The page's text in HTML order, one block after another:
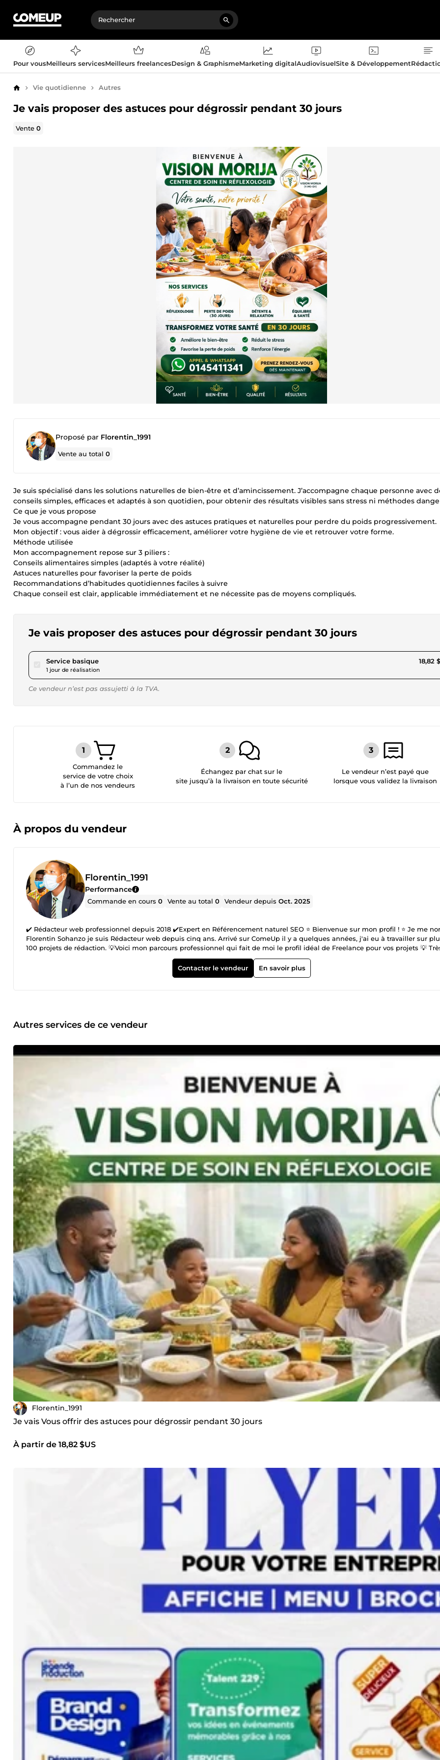
Pour vousMeilleurs servicesMeilleurs freelancesDesign & GraphismeMarketing digitalAudiovisuelSite & Développement
AccueilVie quotidienne Autres
Je vais proposer des astuces pour dégrossir pendant 30 jours
Vente0
Proposé par Florentin_1991
Vente au total0
Je suis spécialisé dans les solutions naturelles de bien-être et d’amincissement. J’accompagne chaque personne avec
conseils simples, efficaces et adaptés à son quotidien, pour obtenir des résultats visibles sans stress ni méthodes
Ce que je vous propose
Je vous accompagne pendant 30 jours avec des astuces pratiques et naturelles pour perdre du poids progressivement.
Mon objectif : vous aider à dégrossir efficacement, améliorer votre hygiène de vie et retrouver votre forme.
Méthode utilisée
Mon accompagnement repose sur 3 piliers :
Conseils alimentaires simples (adaptés à votre réalité)
Astuces naturelles pour favoriser la perte de poids
Recommandations d’habitudes quotidiennes faciles à suivre
Chaque conseil est clair, applicable immédiatement et ne nécessite pas de moyens compliqués.
Je vais proposer des astuces pour dégrossir pendant 30 jours
Service basiquepour 17,34 $US
1 jour de réalisation
18,82
Ce vendeur n’est pas assujetti à la TVA.
Commandez le
service de votre choix
à l’un de nos vendeurs
Échangez par chat sur le
site jusqu’à la livraison en toute sécurité
Le vendeur n’est payé que
lorsque vous validez la livraison
À propos du vendeur
Florentin_1991
Performance
Commande en cours0 Vente au total0 Vendeur depuisOct. 2025
✔️ Rédacteur web professionnel depuis 2018 ✔️Expert en Référencement naturel SEO ⭐ Bienvenue sur mon profil ! ⭐ Je me
Florentin Sohanzo je suis Rédacteur web depuis cinq ans. Arrivé sur ComeUp il y a quelques années, j'ai eu à travailler sur
100 projets de rédaction. 💡Voici mon parcours professionnel qui fait de moi le profil idéal de Freelance pour vos projets 💡
jeune, je suis diplômé d'un master (BAC+5) en Communication digitale et Webmarketing. Voulant améliorer mon parcours
décroché également mon Certificat Voltaire niveau Professionnel : Meilleure rédaction Aujourd'hui je développe mon activité
principalement dans la Rédaction Web, la Communication et le Référencement Naturel (SEO). Spécialiste en rédaction SEO et
N'hésitez pas à me contacter. Avez-vous une préoccupation ? N’hésitez pas à me joindre en cliquant sur le bouton «
Contacter le vendeur En savoir plus
Autres services de ce vendeur
Florentin_1991
Je vais Vous offrir des astuces pour dégrossir pendant 30 jours
À partir de 18,82 $US